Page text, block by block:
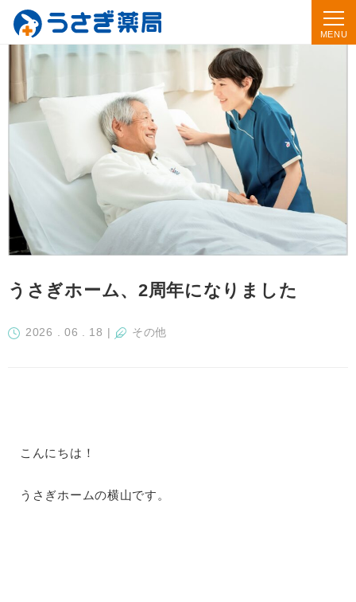
うさぎホーム、2周年になりました
2026 . 06 . 18 | その他
こんにちは！
うさぎホームの横山です。